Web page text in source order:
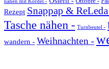
nähen mit Kordel -
Rezept Snappap &
Tasche nähen - Turnbeutel -
wandern - Weihnachten -